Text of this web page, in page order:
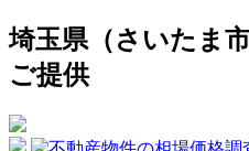
埼玉県（さいたま
ご提供